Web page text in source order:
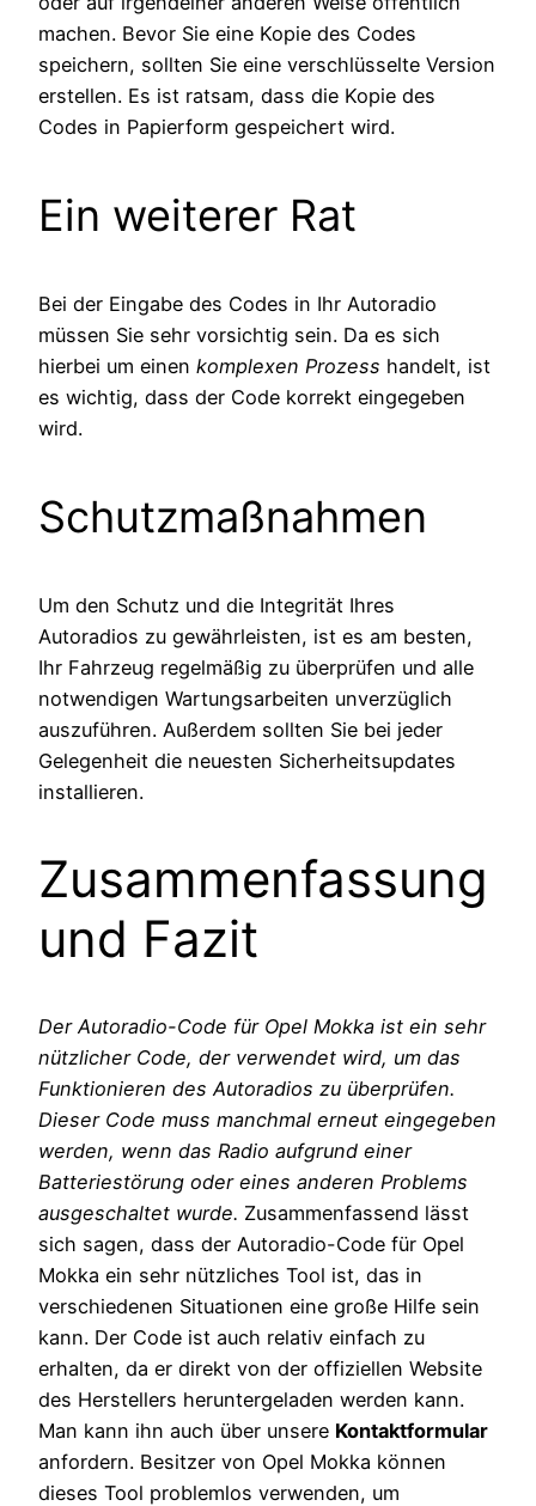
machen. Bevor Sie eine Kopie des Codes
speichern, sollten Sie eine verschlüsselte Version
erstellen. Es ist ratsam, dass die Kopie des
Codes in Papierform gespeichert wird.
Ein weiterer Rat
Bei der Eingabe des Codes in Ihr Autoradio
müssen Sie sehr vorsichtig sein. Da es sich
hierbei um einen komplexen Prozess handelt, ist
es wichtig, dass der Code korrekt eingegeben
wird.
Schutzmaßnahmen
Um den Schutz und die Integrität Ihres
Autoradios zu gewährleisten, ist es am besten,
Ihr Fahrzeug regelmäßig zu überprüfen und alle
notwendigen Wartungsarbeiten unverzüglich
auszuführen. Außerdem sollten Sie bei jeder
Gelegenheit die neuesten Sicherheitsupdates
installieren.
Zusammenfassung
und Fazit
Der Autoradio-Code für Opel Mokka ist ein sehr
nützlicher Code, der verwendet wird, um das
Funktionieren des Autoradios zu überprüfen.
Dieser Code muss manchmal erneut eingegeben
werden, wenn das Radio aufgrund einer
Batteriestörung oder eines anderen Problems
ausgeschaltet wurde. Zusammenfassend lässt
sich sagen, dass der Autoradio-Code für Opel
Mokka ein sehr nützliches Tool ist, das in
verschiedenen Situationen eine große Hilfe sein
kann. Der Code ist auch relativ einfach zu
erhalten, da er direkt von der offiziellen Website
des Herstellers heruntergeladen werden kann.
Man kann ihn auch über unsere Kontaktformular
anfordern. Besitzer von Opel Mokka können
dieses Tool problemlos verwenden, um